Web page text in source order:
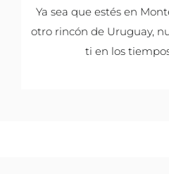
Ya sea que estés en
otro rincón de Uruguay,
ti en los